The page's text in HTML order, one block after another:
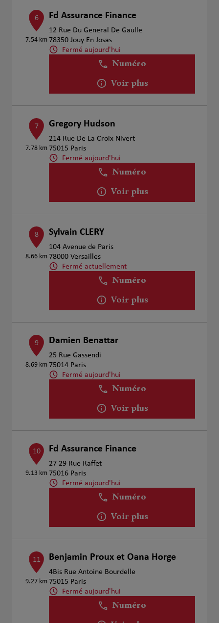
6
7.54 km
Fd Assurance Finance
12 Rue Du General De Gaulle
78350 Jouy En Josas
Fermé aujourd'hui
Numéro
Voir plus
7
7.78 km
Gregory Hudson
214 Rue De La Croix Nivert
75015 Paris
Fermé aujourd'hui
Numéro
Voir plus
8
8.66 km
Sylvain CLERY
104 Avenue de Paris
78000 Versailles
Fermé actuellement
Numéro
Voir plus
9
8.69 km
Damien Benattar
25 Rue Gassendi
75014 Paris
Fermé aujourd'hui
Numéro
Voir plus
10
9.13 km
Fd Assurance Finance
27 29 Rue Raffet
75016 Paris
Fermé aujourd'hui
Numéro
Voir plus
11
9.27 km
Benjamin Proux et Oana Horge
4Bis Rue Antoine Bourdelle
75015 Paris
Fermé aujourd'hui
Numéro